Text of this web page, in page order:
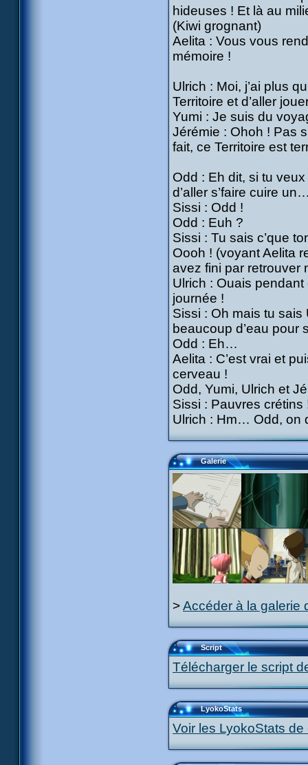
hideuses ! Et là au
(Kiwi grognant)
Aelita : Vous vous
mémoire !
Ulrich : Moi, j’ai plus
Territoire et d’aller
Yumi : Je suis du
Jérémie : Ohoh ! Pas
fait, ce Territoire est
Odd : Eh dit, si tu
d’aller s’faire cuire
Sissi : Odd !
Odd : Euh ?
Sissi : Tu sais c’que
Oooh ! (voyant Aelita
avez fini par retrouver
Ulrich : Ouais pendant
journée !
Sissi : Oh mais tu
beaucoup d’eau pour
Odd : Eh…
Aelita : C’est vrai et
cerveau !
Odd, Yumi, Ulrich et
Sissi : Pauvres crétins
Ulrich : Hm… Odd, on
Galerie
>Accéder à la galerie
Script
Télécharger le script
LyokoStats
Voir les LyokoStats